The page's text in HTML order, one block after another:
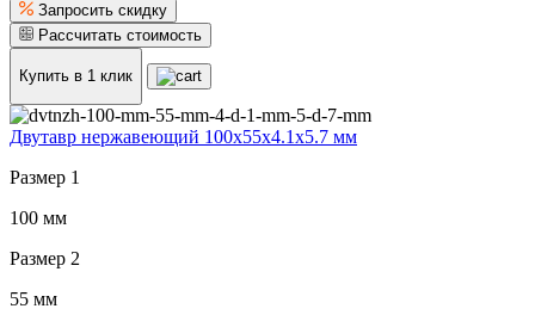
Запросить скидку
Рассчитать стоимость
Купить в 1 клик
Двутавр нержавеющий 100x55x4.1x5.7 мм
Размер 1
100 мм
Размер 2
55 мм